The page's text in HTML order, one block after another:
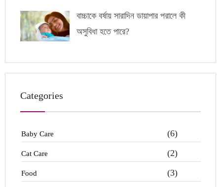
বাচ্চাকে বর্ষায় সারাদিন ডায়াপার পরালে কী
অসুবিধা হতে পারে?
Categories
Baby Care (6)
Cat Care (2)
Food (3)